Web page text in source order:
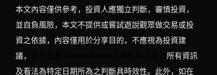
本文內容僅供參考，投資人應獨立判斷，審慎投資，
並自負風險，本文不提供或嘗試遊說觀眾做交易或投
資之依據，內容僅用於分享目的，不應視為投資建
議，
所有資訊
及看法為特定日期所為之判斷具時效性。此外，如在